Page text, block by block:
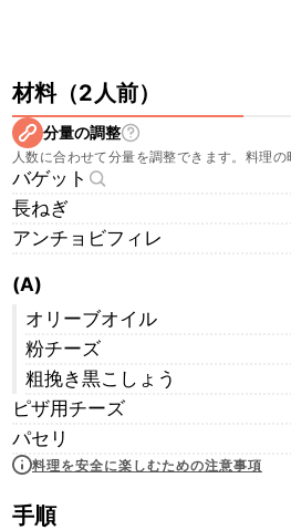
材料（2人前）
分量の調整
人数に合わせて分量を調整できます。料理
バゲット
長ねぎ
アンチョビフィレ
(A)
オリーブオイル
粉チーズ
粗挽き黒こしょう
ピザ用チーズ
パセリ
料理を安全に楽しむための注意事項
手順